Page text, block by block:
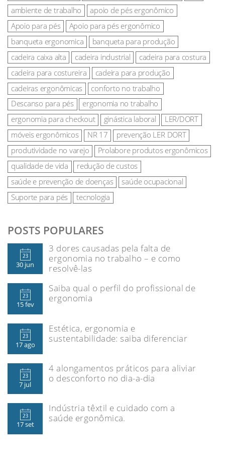
ambiente de trabalho
apoio de pés ergonômico
Apoio para pés
Apoio para pés ergonômico
banqueta ergonomica
banqueta para produção
cadeira caixa alta
cadeira industrial
cadeira para costura
cadeira para costureira
cadeira para produção
cadeiras ergonômicas
conforto no trabalho
Descanso para pés
ergonomia no trabalho
ergonomia para checkout
ginástica laboral
LER/DORT
móveis ergonômicos
NR 17
prevenção LER DORT
produtividade no varejo
Prolabore produtos ergonômicos
qualidade de vida
redução de custos
saúde e prevenção de doenças
saúde ocupacional
Suporte para pés
tecnologia
POSTS POPULARES
30 jun
3 dores causadas pela falta de
ergonomia no trabalho – e como
resolvê-las
15 fev
Saiba qual o perfil do profissional de
ergonomia
17 ago
Estética, ergonomia e
sustentabilidade: saiba diferenciar
7 jul
4 alongamentos práticos para aliviar
o desconforto no dia-a-dia
17 set
Indústria têxtil e cuidado com a
saúde ergonômica.